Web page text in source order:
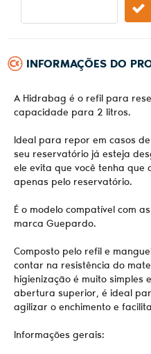
INFORMAÇÕES DO
A Hidrabag é o refil para
capacidade para 2 litros.
Ideal para repor em casos
seu reservatório já esteja
ele evita que você tenha que
apenas pelo reservatório.
É o modelo compatível com
marca Guepardo.
Composto pelo refil e
contar na resistência do
higienização é muito simples
abertura superior, é ideal
agilizar o enchimento e
Informações gerais: